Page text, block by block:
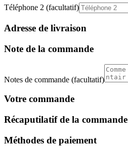
Téléphone 2 (facultatif)
Adresse de livraison
Note de la commande
Notes de commande (facultatif)
Votre commande
Récaputilatif de la commande
Méthodes de paiement